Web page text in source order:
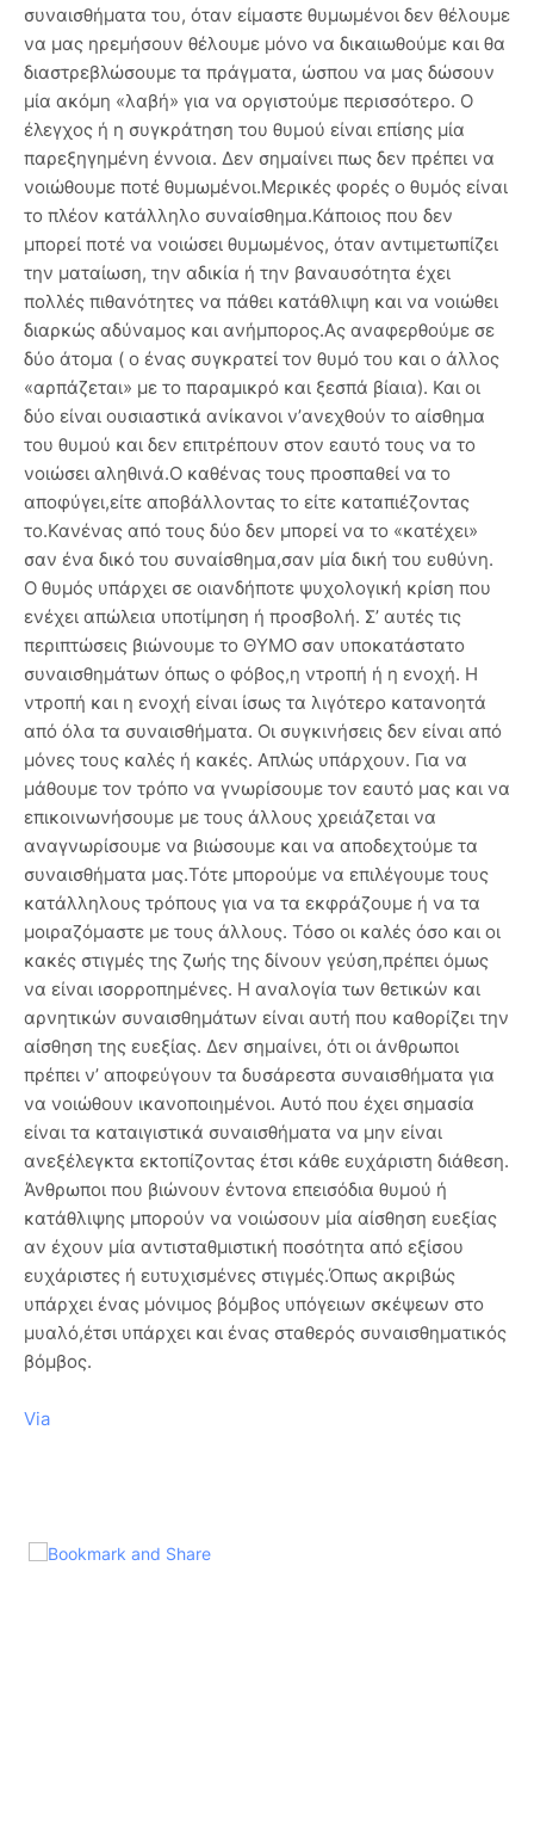
συναισθήματα του, όταν είμαστε θυμωμένοι δεν θέλουμε
να μας ηρεμήσουν θέλουμε μόνο να δικαιωθούμε και θα
διαστρεβλώσουμε τα πράγματα, ώσπου να μας δώσουν
μία ακόμη «λαβή» για να οργιστούμε περισσότερο. Ο
έλεγχος ή η συγκράτηση του θυμού είναι επίσης μία
παρεξηγημένη έννοια. Δεν σημαίνει πως δεν πρέπει να
νοιώθουμε ποτέ θυμωμένοι.Μερικές φορές ο θυμός είναι
το πλέον κατάλληλο συναίσθημα.Κάποιος που δεν
μπορεί ποτέ να νοιώσει θυμωμένος, όταν αντιμετωπίζει
την ματαίωση, την αδικία ή την βαναυσότητα έχει
πολλές πιθανότητες να πάθει κατάθλιψη και να νοιώθει
διαρκώς αδύναμος και ανήμπορος.Ας αναφερθούμε σε
δύο άτομα ( ο ένας συγκρατεί τον θυμό του και ο άλλος
«αρπάζεται» με το παραμικρό και ξεσπά βίαια). Και οι
δύο είναι ουσιαστικά ανίκανοι ν’ανεχθούν το αίσθημα
του θυμού και δεν επιτρέπουν στον εαυτό τους να το
νοιώσει αληθινά.Ο καθένας τους προσπαθεί να το
αποφύγει,είτε αποβάλλοντας το είτε καταπιέζοντας
το.Κανένας από τους δύο δεν μπορεί να το «κατέχει»
σαν ένα δικό του συναίσθημα,σαν μία δική του ευθύνη.
Ο θυμός υπάρχει σε οιανδήποτε ψυχολογική κρίση που
ενέχει απώλεια υποτίμηση ή προσβολή. Σ’ αυτές τις
περιπτώσεις βιώνουμε το ΘΥΜΟ σαν υποκατάστατο
συναισθημάτων όπως ο φόβος,η ντροπή ή η ενοχή. Η
ντροπή και η ενοχή είναι ίσως τα λιγότερο κατανοητά
από όλα τα συναισθήματα. Οι συγκινήσεις δεν είναι από
μόνες τους καλές ή κακές. Απλώς υπάρχουν. Για να
μάθουμε τον τρόπο να γνωρίσουμε τον εαυτό μας και να
επικοινωνήσουμε με τους άλλους χρειάζεται να
αναγνωρίσουμε να βιώσουμε και να αποδεχτούμε τα
συναισθήματα μας.Τότε μπορούμε να επιλέγουμε τους
κατάλληλους τρόπους για να τα εκφράζουμε ή να τα
μοιραζόμαστε με τους άλλους. Τόσο οι καλές όσο και οι
κακές στιγμές της ζωής της δίνουν γεύση,πρέπει όμως
να είναι ισορροπημένες. Η αναλογία των θετικών και
αρνητικών συναισθημάτων είναι αυτή που καθορίζει την
αίσθηση της ευεξίας. Δεν σημαίνει, ότι οι άνθρωποι
πρέπει ν’ αποφεύγουν τα δυσάρεστα συναισθήματα για
να νοιώθουν ικανοποιημένοι. Αυτό που έχει σημασία
είναι τα καταιγιστικά συναισθήματα να μην είναι
ανεξέλεγκτα εκτοπίζοντας έτσι κάθε ευχάριστη διάθεση.
Άνθρωποι που βιώνουν έντονα επεισόδια θυμού ή
κατάθλιψης μπορούν να νοιώσουν μία αίσθηση ευεξίας
αν έχουν μία αντισταθμιστική ποσότητα από εξίσου
ευχάριστες ή ευτυχισμένες στιγμές.Όπως ακριβώς
υπάρχει ένας μόνιμος βόμβος υπόγειων σκέψεων στο
μυαλό,έτσι υπάρχει και ένας σταθερός συναισθηματικός
βόμβος.
Via